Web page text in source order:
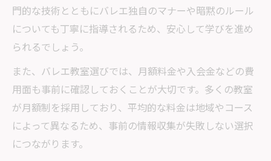
イント
親子で考えるバレエ教室の適性とサポート
方法
日野市エリアで子ども向けバレエ教室の選
び方
費用感や月謝の目安も知っておきたい方へ
バレエ教室の月謝や費用感の相場を解説
初心者が知っておくべきバレエ教室の料金
門的な技術とともにバレエ独自のマナーや暗黙のルール
についても丁寧に指導されるため、安心して学びを進め
られるでしょう。
また、バレエ教室選びでは、月額料金や入会金などの費
用面も事前に確認しておくことが大切です。多くの教室
が月額制を採用しており、平均的な料金は地域やコース
によって異なるため、事前の情報収集が失敗しない選択
につながります。